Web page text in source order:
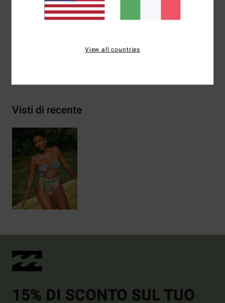
Composizione[Tessuto principale] 78% nylon riciclato,
Visti di recente
15% DI SCONTO SUL TUO
View all countries